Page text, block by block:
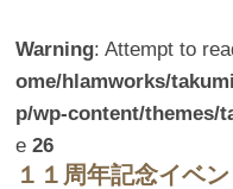
Warning: Attempt to
ome/hlamworks/
p/wp-content/themes/
e26
１１周年記念イベ